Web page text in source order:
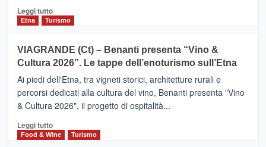
dati
di
Anche
la
Alcantara
nei
primi
nella
classifica
Leggi tuttoLeggi
di
IL
SAN
DOMENICO
PALACE
TAORMINA,
UN
HOTEL
FOUR
Etna Turismo
VIAGRANDE (Ct) – Benanti presenta “Vino &
Cultura 2026”. Le tappe dell’enoturismo sull’Etna
Ai piedi dell'Etna, tra vigneti storici, architetture rurali e
percorsi dedicati alla cultura del vino, Benanti presenta "Vino
& Cultura 2026", il progetto di ospitalità...
Leggi tuttoLeggi
di
Food & Wine Turismo